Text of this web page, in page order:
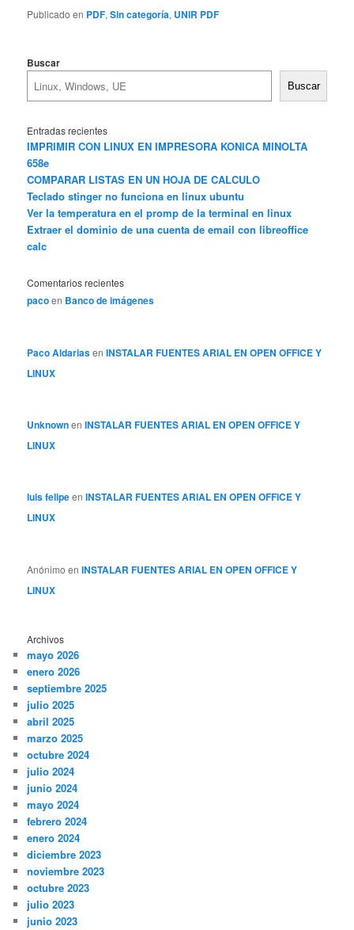
Publicado en PDF,Sin categoría, UNIR PDF
Buscar
Buscar
Entradas recientes
IMPRIMIR CON LINUX EN IMPRESORA KONICA MINOLTA
658e
COMPARAR LISTAS EN UN HOJA DE CALCULO
Teclado stinger no funciona en linux ubuntu
Ver la temperatura en el promp de la terminal en linux
Extraer el dominio de una cuenta de email con libreoffice
calc
Comentarios recientes
pacoen Banco de imágenes
Paco AldariasenINSTALAR FUENTES ARIAL EN OPEN OFFICE Y
LINUX
UnknownenINSTALAR FUENTES ARIAL EN OPEN OFFICE Y
LINUX
luis felipeenINSTALAR FUENTES ARIAL EN OPEN OFFICE Y
LINUX
Anónimo enINSTALAR FUENTES ARIAL EN OPEN OFFICE Y
LINUX
Archivos
mayo 2026
enero 2026
septiembre 2025
julio 2025
abril 2025
marzo 2025
octubre 2024
julio 2024
junio 2024
mayo 2024
febrero 2024
enero 2024
diciembre 2023
noviembre 2023
octubre 2023
julio 2023
junio 2023